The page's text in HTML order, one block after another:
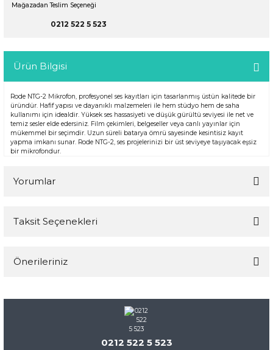
Mağazadan Teslim Seçeneği
0212 522 5 523
Ürün Bilgisi
Rode NTG-2 Mikrofon, profesyonel ses kayıtları için tasarlanmış üstün kalitede bir
üründür. Hafif yapısı ve dayanıklı malzemeleri ile hem stüdyo hem de saha
kullanımı için idealdir. Yüksek ses hassasiyeti ve düşük gürültü seviyesi ile net ve
temiz sesler elde edersiniz. Film çekimleri, belgeseller veya canlı yayınlar için
mükemmel bir seçimdir. Uzun süreli batarya ömrü sayesinde kesintisiz kayıt
yapma imkanı sunar. Rode NTG-2, ses projelerinizi bir üst seviyeye taşıyacak eşsiz
bir mikrofondur.
Yorumlar
Taksit Seçenekleri
Önerileriniz
konularda yetersiz gördüğünüz noktaları öneri formunu
kullanarak tarafımıza iletebilirsiniz.
Görüş ve önerileriniz için teşekkür ederiz.
0212 522 5 523